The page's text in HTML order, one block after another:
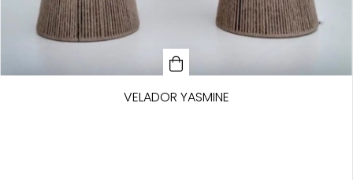
VELADOR YASMINE